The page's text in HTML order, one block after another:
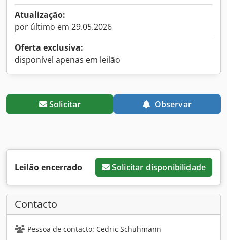
Atualização:
por último em 29.05.2026
Oferta exclusiva:
disponível apenas em leilão
Solicitar Observar
Leilão encerrado Solicitar disponibilidade
Contacto
Pessoa de contacto: Cedric Schuhmann